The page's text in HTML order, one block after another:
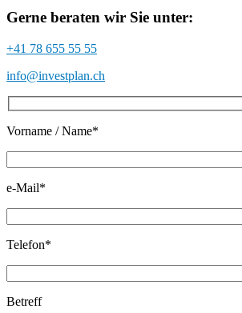
Gerne beraten wir Sie unter:
+41 78 655 55 55
info@investplan.ch
Vorname / Name*
e-Mail*
Telefon*
Betreff